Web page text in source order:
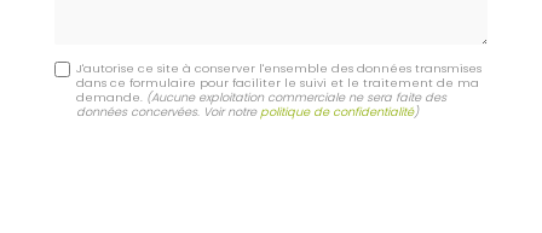
J'autorise ce site à conserver l'ensemble des données transmises
dans ce formulaire pour faciliter le suivi et le traitement de ma
demande. (Aucune exploitation commerciale ne sera faite des
données concervées. Voir notre politique de confidentialité)